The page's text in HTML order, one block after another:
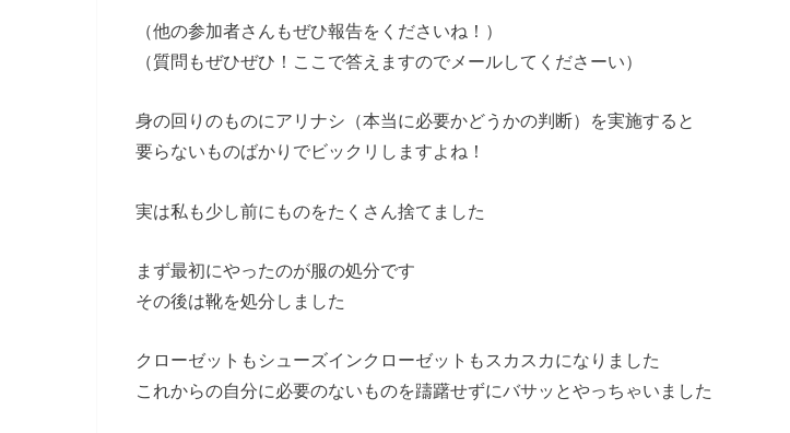
（他の参加者さんもぜひ報告をくださいね！）
（質問もぜひぜひ！ここで答えますのでメールしてくださーい）
身の回りのものにアリナシ（本当に必要かどうかの判断）を実施すると
要らないものばかりでビックリしますよね！
実は私も少し前にものをたくさん捨てました
まず最初にやったのが服の処分です
その後は靴を処分しました
クローゼットもシューズインクローゼットもスカスカになりました
これからの自分に必要のないものを躊躇せずにバサッとやっちゃい ました